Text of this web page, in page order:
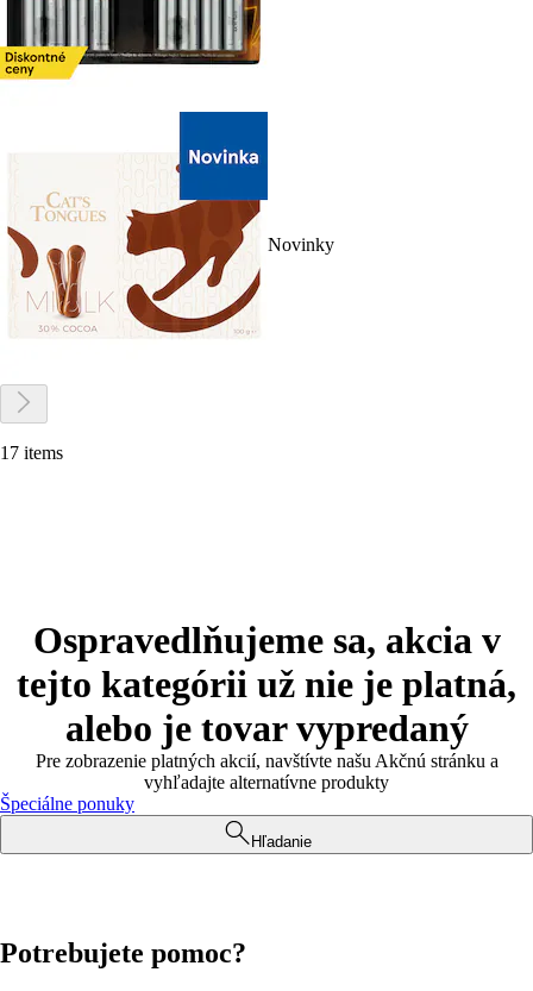
Novinky
17 items
Ospravedlňujeme sa, akcia v
tejto kategórii už nie je platná,
alebo je tovar vypredaný
Pre zobrazenie platných akcií, navštívte našu Akčnú stránku a
vyhľadajte alternatívne produkty
Špeciálne ponuky
Hľadanie
Potrebujete pomoc?